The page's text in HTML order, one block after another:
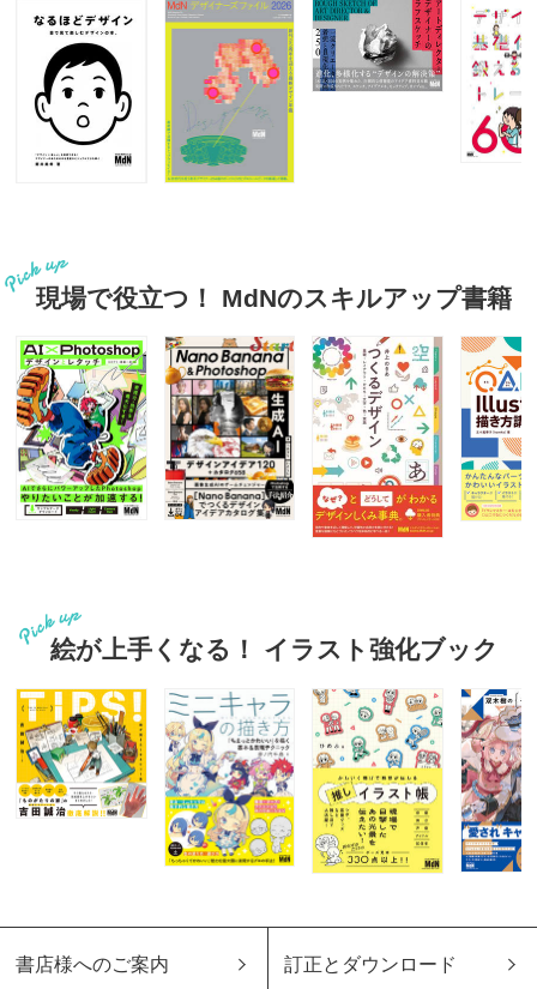
現場で役立つ！ MdNのスキルアップ書籍
絵が上手くなる！ イラスト強化ブック
書店様へのご案内 訂正とダウンロード